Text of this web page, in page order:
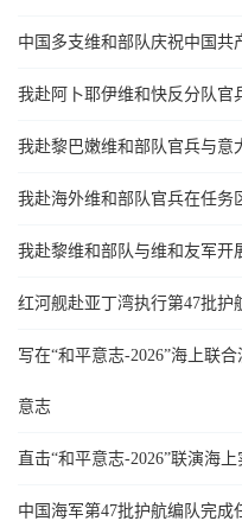
中国多支维和部队庆祝中国共
我赴阿卜耶伊维和快反分队官
我赴黎巴嫩维和部队官兵与意
我赴海外维和部队官兵在任务
我赴黎维和部队与维和友军开
红河舰赴亚丁湾执行第47批护
写在“和平意志-2026”海上联
意志
直击“和平意志-2026”联演海
中国海军第47批护航编队完成